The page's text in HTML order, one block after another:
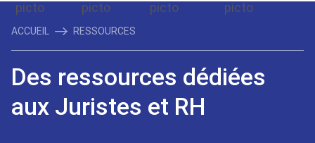
ACCUEIL RESSOURCES
Des ressources dédiées
aux Juristes et RH